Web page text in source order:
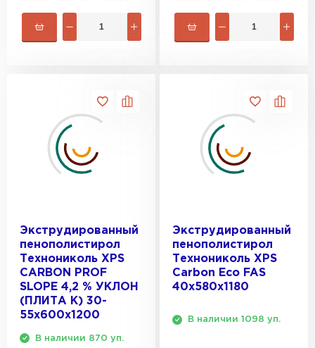
Экструдированный
пенополистирол
Технониколь XPS
CARBON PROF
SLOPE 4,2 % УКЛОН
(ПЛИТА K) 30-
55х600х1200
В наличии 870 уп.
Экструдированный
пенополистирол
Технониколь XPS
Carbon Eco FAS
40х580х1180
В наличии 1098 уп.